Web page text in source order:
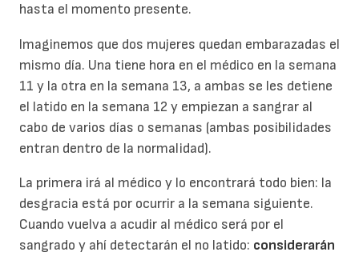
hasta el momento presente.
Imaginemos que dos mujeres quedan embarazadas el
mismo día. Una tiene hora en el médico en la semana
11 y la otra en la semana 13, a ambas se les detiene
el latido en la semana 12 y empiezan a sangrar al
cabo de varios días o semanas (ambas posibilidades
entran dentro de la normalidad).
La primera irá al médico y lo encontrará todo bien: la
desgracia está por ocurrir a la semana siguiente.
Cuando vuelva a acudir al médico será por el
sangrado y ahí detectarán el no latido: considerarán